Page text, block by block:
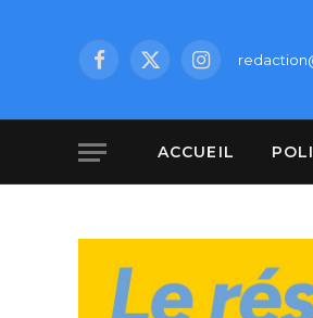
Facebook
X
Instagram
ACCUEIL